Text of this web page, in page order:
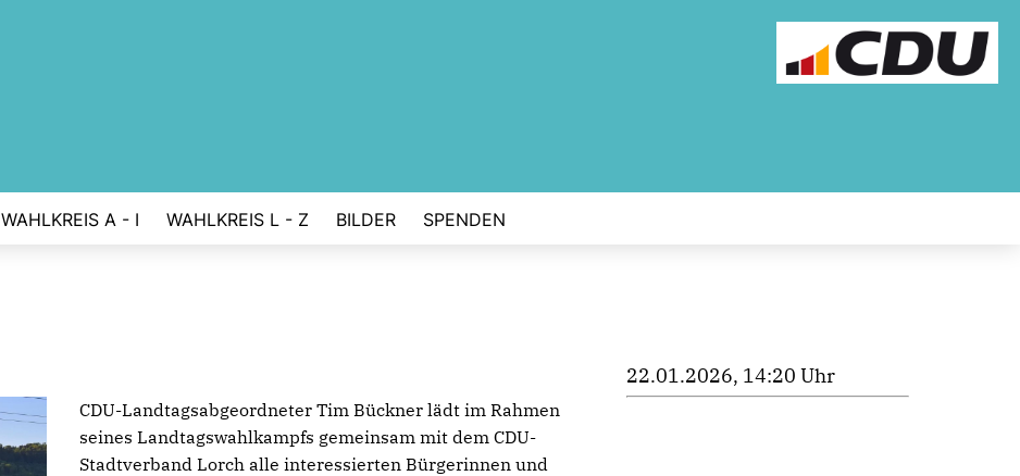
WAHLKREIS A - I WAHLKREIS L - Z BILDER SPENDEN
CDU-Landtagsabgeordneter Tim Bückner lädt im Rahmen
seines Landtagswahlkampfs gemeinsam mit dem CDU-
Stadtverband Lorch alle interessierten Bürgerinnen und
22.01.2026, 14:20 Uhr